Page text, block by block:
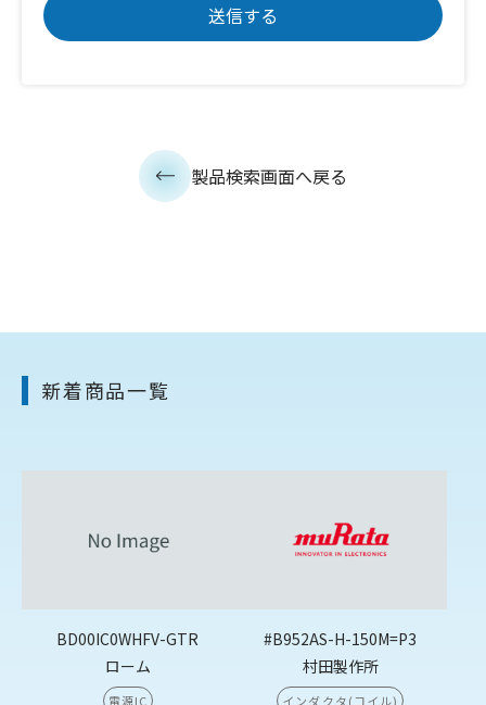
製品検索画面へ戻る
新着商品一覧
BD00IC0WHFV-GTR
ローム
電源IC
#B952AS-H-150M=P3
村田製作所
インダクタ(コイル)